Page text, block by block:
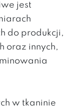
jest
do produkcji,
oraz innych,
w tkaninie